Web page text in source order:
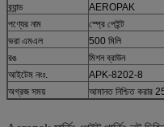
ব্র্যান্ড
AEROPAK
পণ্যের নাম
স্প্রে পেইন্ট
ভরা এমএল
500 মিলি
রঙ
মিশন ব্রাউন
আইটেম নংঃ.
APK-8202-8
অগ্রজ সময়
আমানত নিশ্চিত করার